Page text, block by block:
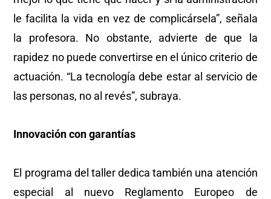
le facilita la vida en vez de complicársela”, señala
la profesora. No obstante, advierte de que la
rapidez no puede convertirse en el único criterio de
actuación. “La tecnología debe estar al servicio de
las personas, no al revés”, subraya.
Innovación con garantías
El programa del taller dedica también una atención
especial al nuevo Reglamento Europeo de